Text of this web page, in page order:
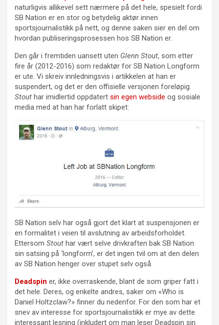
naturligvis allikevel sett nærmere på det hele, spesielt fordi
SB Nation er en stor og betydelig aktør innen
sportsjournalistikk på nett, og denne saken sier en del om
hvordan publiseringsprosessen hos SB Nation er.
Den går i fremtiden uansett uten Glenn Stout, som etter
fire år (2012-2016) som redaktør for SB Nation Longform
er ute. Vi skreiv innledningsvis i artikkelen at han er
suspendert, og det er den offisielle versjonen foreløpig.
Stout har imidlertid oppdatert sin egen webside og sosiale
media med at han har forlatt skipet:
SB Nation selv har også gjort det klart at suspensjonen er
en formalitet i veien til avslutning av arbeidsforholdet.
Ettersom Stout har vært selve drivkraften bak SB Nation
sin satsing på ‘longform’, er det ingen tvil om at den delen
av SB Nation henger over stupet selv også.
Deadspin er, ikke overraskende, blant de som griper fatt i
det hele. Deres, og enkelte andres, saker om «Who is
Daniel Holtzclaw?» finner du nedenfor. For den som har et
snev av interesse for sportsjournalistikk er mye av dette
interessant lesning (inkludert om man leser Deadspin sin